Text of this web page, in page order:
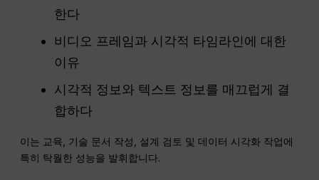
한다
비디오 프레임과 시각적 타임라인에 대한
이유
시각적 정보와 텍스트 정보를 매끄럽게 결
합하다
이는 교육, 기술 문서 작성, 설계 검토 및 데이터 시각화 작업에
특히 탁월한 성능을 발휘합니다.